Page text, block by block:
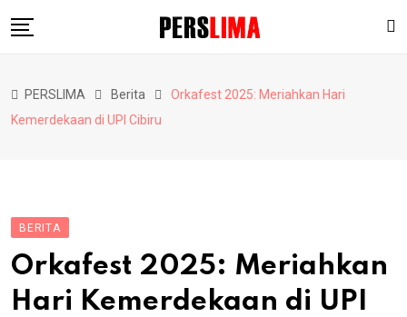
to
Pendidikan
PERSLIMA Berita
Orkafest 2025: Meriahkan Hari
Kemerdekaan di UPI Cibiru
BERITA
Orkafest 2025: Meriahkan
Hari Kemerdekaan di UPI